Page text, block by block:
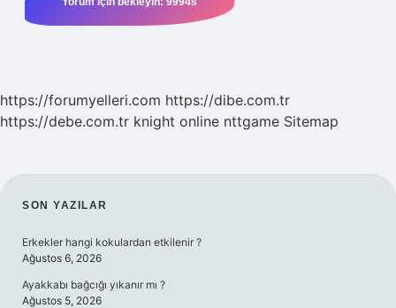
https://forumyelleri.com https://dibe.com.tr
https://debe.com.tr knight online nttgame Sitemap
SIDEBAR
SON YAZILAR
Erkekler hangi kokulardan etkilenir ?
Ağustos 6, 2026
Ayakkabı bağcığı yıkanır mı ?
Ağustos 5, 2026